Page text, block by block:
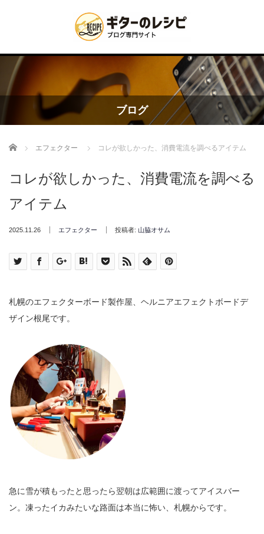
ブログ
Home エフェクター コレが欲しかった、消費電流を調べるアイテム
コレが欲しかった、消費電流を調べる
アイテム
2025.11.26 エフェクター 投稿者: 山脇オサム
札幌のエフェクターボード製作屋、ヘルニアエフェクトボードデ
ザイン根尾です。
急に雪が積もったと思ったら翌朝は広範囲に渡ってアイスバー
ン。凍ったイカみたいな路面は本当に怖い、札幌からです。